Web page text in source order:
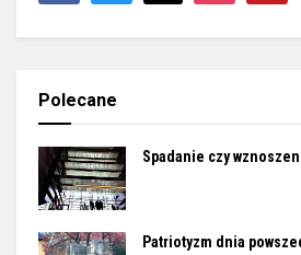
Polecane
Spadanie czy
Patriotyzm dnia